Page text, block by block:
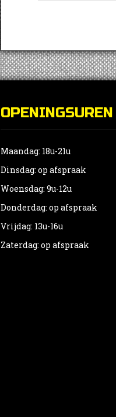
OPENINGSUREN
Maandag: 18u-21u
Dinsdag: op afspraak
Woensdag: 9u-12u
Donderdag: op afspraak
Vrijdag: 13u-16u
Zaterdag: op afspraak